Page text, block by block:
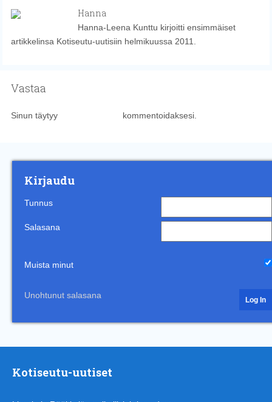
Hanna
Hanna-Leena Kunttu kirjoitti ensimmäiset
artikkelinsa Kotiseutu-uutisiin helmikuussa 2011.
Vastaa
Sinun täytyy kommentoidaksesi.
Kirjaudu
Tunnus
Salasana
Muista minut
Unohtunut salasana
Kotiseutu-uutiset